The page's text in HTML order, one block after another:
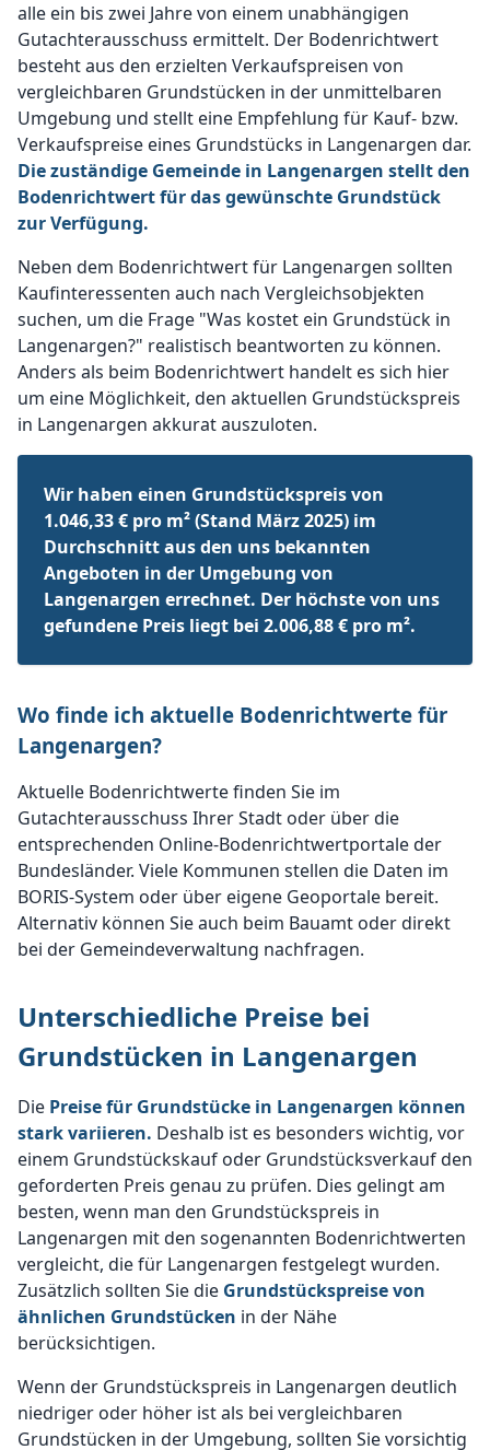
alle ein bis zwei Jahre von einem unabhängigen
Gutachterausschuss ermittelt. Der Bodenrichtwert
besteht aus den erzielten Verkaufspreisen von
vergleichbaren Grundstücken in der unmittelbaren
Umgebung und stellt eine Empfehlung für Kauf- bzw.
Verkaufspreise eines Grundstücks in Langenargen dar.
Die zuständige Gemeinde in Langenargen stellt den
Bodenrichtwert für das gewünschte Grundstück
zur Verfügung.
Neben dem Bodenrichtwert für Langenargen sollten
Kaufinteressenten auch nach Vergleichsobjekten
suchen, um die Frage "Was kostet ein Grundstück in
Langenargen?" realistisch beantworten zu können.
Anders als beim Bodenrichtwert handelt es sich hier
um eine Möglichkeit, den aktuellen Grundstückspreis
in Langenargen akkurat auszuloten.
Wir haben einen Grundstückspreis von
1.046,33 € pro m² (Stand März 2025) im
Durchschnitt aus den uns bekannten
Angeboten in der Umgebung von
Langenargen errechnet. Der höchste von uns
gefundene Preis liegt bei 2.006,88 € pro m².
Wo finde ich aktuelle Bodenrichtwerte für
Langenargen?
Aktuelle Bodenrichtwerte finden Sie im
Gutachterausschuss Ihrer Stadt oder über die
entsprechenden Online-Bodenrichtwertportale der
Bundesländer. Viele Kommunen stellen die Daten im
BORIS-System oder über eigene Geoportale bereit.
Alternativ können Sie auch beim Bauamt oder direkt
bei der Gemeindeverwaltung nachfragen.
Unterschiedliche Preise bei
Grundstücken in Langenargen
Die Preise für Grundstücke in Langenargen können
stark variieren. Deshalb ist es besonders wichtig, vor
einem Grundstückskauf oder Grundstücksverkauf den
geforderten Preis genau zu prüfen. Dies gelingt am
besten, wenn man den Grundstückspreis in
Langenargen mit den sogenannten Bodenrichtwerten
vergleicht, die für Langenargen festgelegt wurden.
Zusätzlich sollten Sie die Grundstückspreise von
ähnlichen Grundstücken in der Nähe
berücksichtigen.
Wenn der Grundstückspreis in Langenargen deutlich
niedriger oder höher ist als bei vergleichbaren
Grundstücken in der Umgebung, sollten Sie vorsichtig